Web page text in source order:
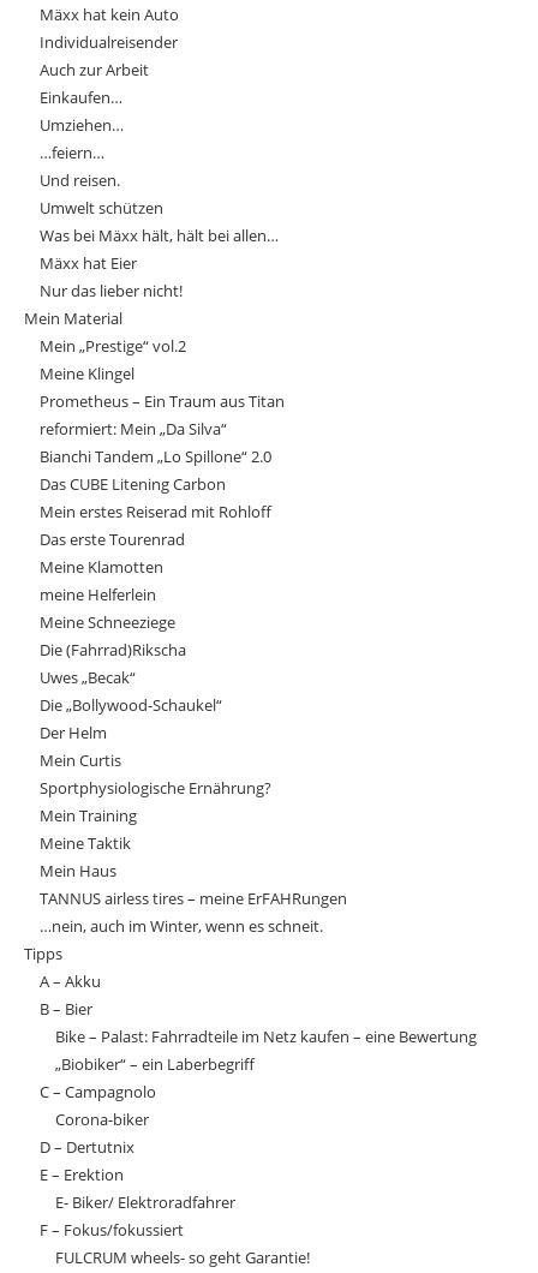
Mäxx hat kein Auto
Individualreisender
Auch zur Arbeit
Einkaufen…
Umziehen…
…feiern…
Und reisen.
Umwelt schützen
Was bei Mäxx hält, hält bei allen…
Mäxx hat Eier
Nur das lieber nicht!
Mein Material
Mein „Prestige“ vol.2
Meine Klingel
Prometheus – Ein Traum aus Titan
reformiert: Mein „Da Silva“
Bianchi Tandem „Lo Spillone“ 2.0
Das CUBE Litening Carbon
Mein erstes Reiserad mit Rohloff
Das erste Tourenrad
Meine Klamotten
meine Helferlein
Meine Schneeziege
Die (Fahrrad)Rikscha
Uwes „Becak“
Die „Bollywood-Schaukel“
Der Helm
Mein Curtis
Sportphysiologische Ernährung?
Mein Training
Meine Taktik
Mein Haus
TANNUS airless tires – meine ErFAHRungen
…nein, auch im Winter, wenn es schneit.
Tipps
A – Akku
B – Bier
Bike – Palast: Fahrradteile im Netz kaufen – eine Bewertung
„Biobiker“ – ein Laberbegriff
C – Campagnolo
Corona-biker
D – Dertutnix
E – Erektion
E- Biker/ Elektroradfahrer
F – Fokus/fokussiert
FULCRUM wheels- so geht Garantie!